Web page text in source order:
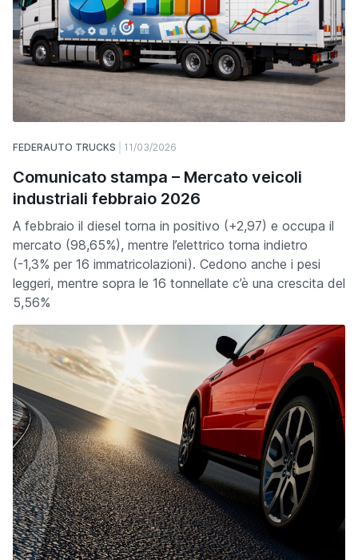
FEDERAUTO TRUCKS 11/03/2026
Comunicato stampa – Mercato veicoli
industriali febbraio 2026
A febbraio il diesel torna in positivo (+2,97) e occupa il
mercato (98,65%), mentre l’elettrico torna indietro
(-1,3% per 16 immatricolazioni). Cedono anche i pesi
leggeri, mentre sopra le 16 tonnellate c’è una crescita del
5,56%